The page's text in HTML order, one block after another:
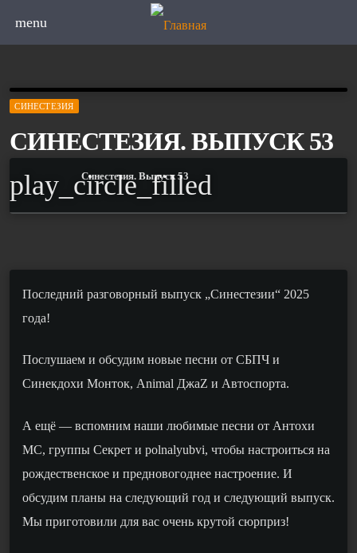
menu
СИНЕСТЕЗИЯ
СИНЕСТЕЗИЯ. ВЫПУСК 53
play_circle_filled
Синестезия. Выпуск 53
Последний разговорный выпуск „Синестезии“ 2025
года!
Послушаем и обсудим новые песни от СБПЧ и
Синекдохи Монток, Animal ДжаZ и Автоспорта.
А ещё — вспомним наши любимые песни от Антохи
МС, группы Секрет и polnalyubvi, чтобы настроиться на
рождественское и предновогоднее настроение. И
обсудим планы на следующий год и следующий выпуск.
Мы приготовили для вас очень крутой сюрприз!